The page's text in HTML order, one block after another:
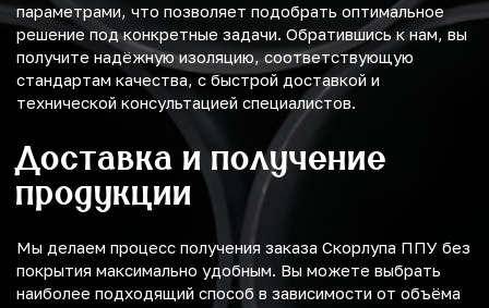
параметрами, что позволяет подобрать оптимальное
решение под конкретные задачи. Обратившись к нам, вы
получите надёжную изоляцию, соответствующую
стандартам качества, с быстрой доставкой и
технической консультацией специалистов.
Доставка и получение
продукции
Мы делаем процесс получения заказа Скорлупа ППУ без
покрытия максимально удобным. Вы можете выбрать
наиболее подходящий способ в зависимости от объёма